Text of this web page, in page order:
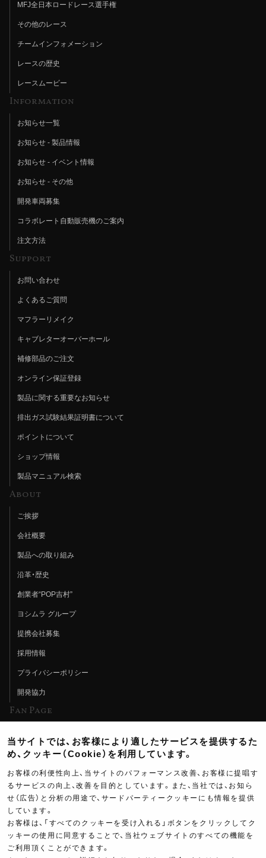
MFJ全日本ロードレース選手権
その他のレース
チームインフォメーション
レースの歴史
レースムービー
Information
お知らせ一覧
お知らせ - 製品情報
お知らせ - イベント情報
お知らせ - その他
開発車両募集
コラボレート自動販売機のご案内
注文方法
Support
お問い合わせ
よくあるご質問
マフラーリメイク
キャブレターオーバーホール
補修部品のご注文
オンライン保証登録
製品に関する重要なお知らせ
排出ガス試験結果証明書について
ポイントについて
ショップ情報
製品マニュアル検索
About
ご挨拶
会社概要
製品への取り組み
沿革・歴史
創業者“POP吉村”
ヨシムラ グループ
提携会社募集
採用情報
プライバシーポリシー
開発協力
Fan Page
ヨシムラTV
イベント情報
イベントスケジュール
ツーリングブレイクタイム
製品ポスター
当サイトでは、お客様により適したサービスを提供するた
め、クッキー（Cookie）を利用しています。
お客様の利便性向上、当サイトのパフォーマンス改善、お客様に提唱す
るサービスの向上、改善を目的としています。また、当社では、お知ら
せ（広告）と分析の用途で、サードパーティークッキーにも情報を提供
しています。
お客様は、「すべてのクッキーを受け入れる」ボタンをクリックしてク
ッキーの使用に同意することで、当社ウェブサイトのすべての機能を
ご利用頂くことができます。